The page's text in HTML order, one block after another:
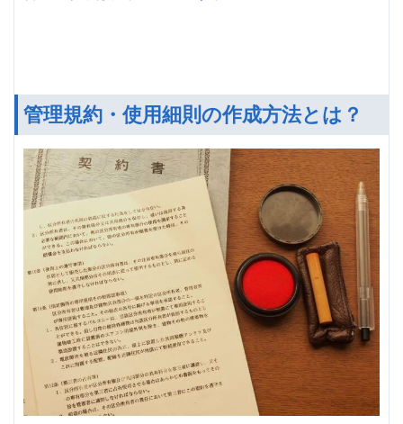
管理規約・使用細則の作成方法とは？